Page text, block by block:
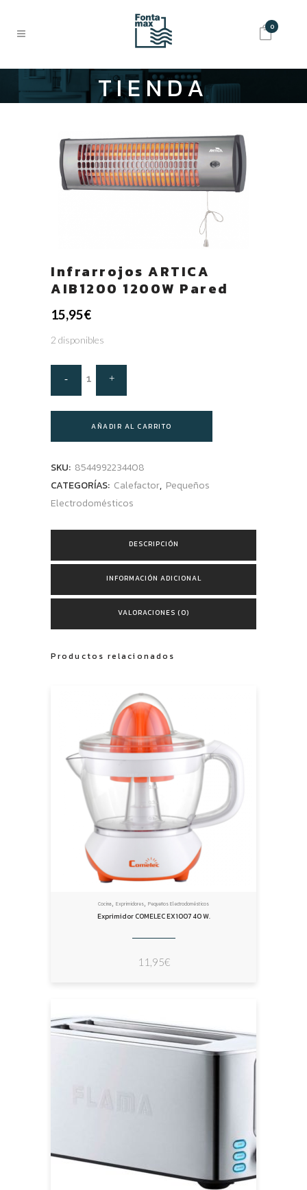
0
TIENDA
Infrarrojos ARTICA
AIB1200 1200W Pared
15,95€
2 disponibles
AÑADIR AL CARRITO
SKU: 8544992234408
CATEGORÍAS: Calefactor, Pequeños
Electrodomésticos
DESCRIPCIÓN
INFORMACIÓN ADICIONAL
VALORACIONES (0)
Productos relacionados
Cocina, Exprimidores, Pequeños Electrodomésticos
Exprimidor COMELEC EX1007 40 W.
11,95€